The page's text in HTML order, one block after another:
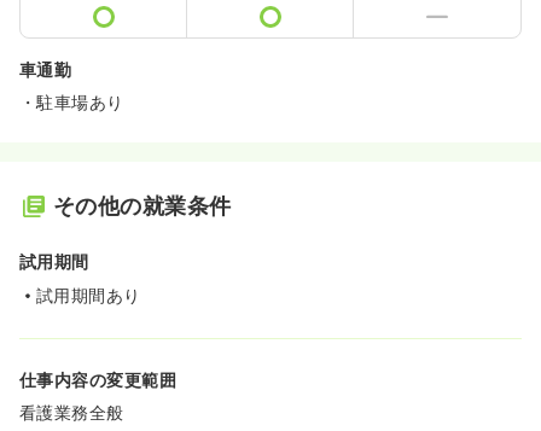
車通勤
・駐車場あり
その他の就業条件
試用期間
試用期間あり
仕事内容の変更範囲
看護業務全般